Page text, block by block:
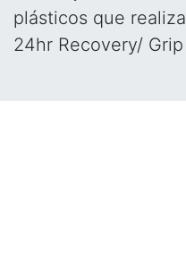
plásticos que
24hr Recovery/